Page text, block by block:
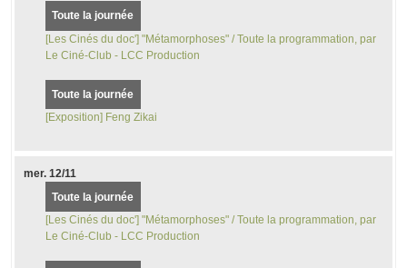
Toute la journée
[Les Cinés du doc'] "Métamorphoses" / Toute la programmation, par
Le Ciné-Club - LCC Production
Toute la journée
[Exposition] Feng Zikai
mer.12/11
Toute la journée
[Les Cinés du doc'] "Métamorphoses" / Toute la programmation, par
Le Ciné-Club - LCC Production